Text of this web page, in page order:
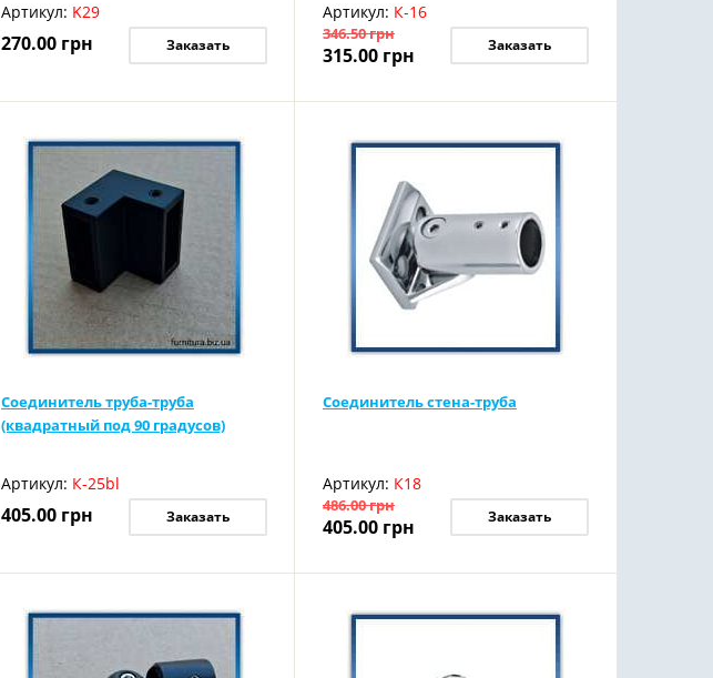
Артикул: K29
270.00 грн Заказать
Артикул: К-16
346.50грн
315.00 грн Заказать
Соединитель труба-труба
(квадратный под 90 градусов)
Артикул: К-25bl
405.00 грн Заказать
Соединитель стена-труба
Артикул: К18
486.00грн
405.00 грн Заказать